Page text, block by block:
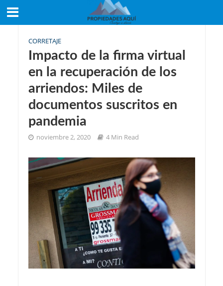
CORRETAJE
Impacto de la firma virtual
en la recuperación de los
arriendos: Miles de
documentos suscritos en
pandemia
noviembre 2, 2020 4 Min Read